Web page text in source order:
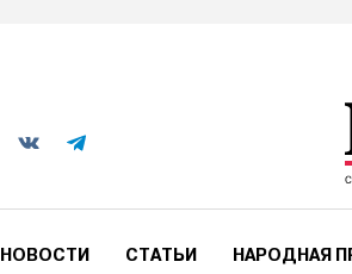
НОВОСТИ СТАТЬИ НАРОДНАЯ